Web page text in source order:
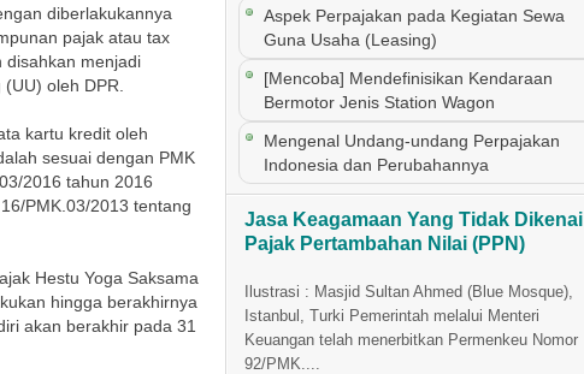
diberlakukannya
pajak atau tax
disahkan menjadi
oleh DPR.
kartu kredit oleh
sesuai dengan PMK
2016 tahun 2016
PMK.03/2013 tentang
Hestu Yoga Saksama
hingga berakhirnya
akan berakhir pada 31
Aspek Perpajakan pada Kegiatan Sewa
Guna Usaha (Leasing)
[Mencoba] Mendefinisikan Kendaraan
Bermotor Jenis Station Wagon
Mengenal Undang-undang Perpajakan
Indonesia dan Perubahannya
Jasa Keagamaan Yang Tidak Dikenai
Pajak Pertambahan Nilai (PPN)
Ilustrasi : Masjid Sultan Ahmed (Blue Mosque),
Istanbul, Turki Pemerintah melalui Menteri
Keuangan telah menerbitkan Permenkeu Nomor
92/PMK....